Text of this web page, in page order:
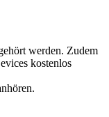
werden. Zudem
kostenlos